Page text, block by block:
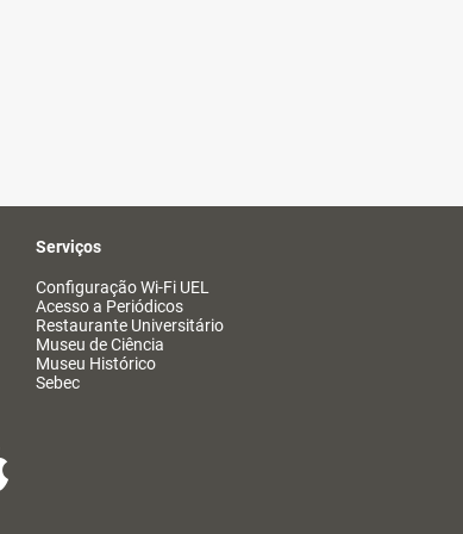
Serviços
Configuração Wi-Fi UEL
Acesso a Periódicos
Restaurante Universitário
Museu de Ciência
Museu Histórico
Sebec